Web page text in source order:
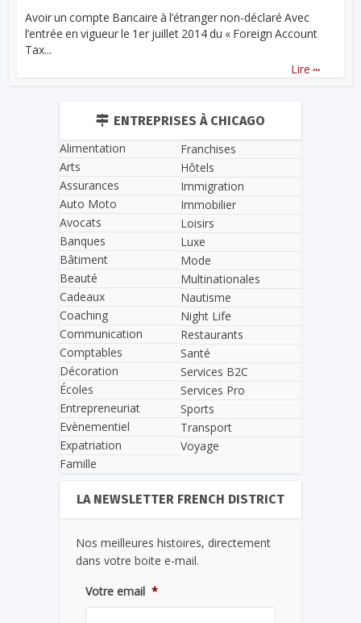
Avoir un compte Bancaire à l’étranger non-déclaré Avec
l’entrée en vigueur le 1er juillet 2014 du « Foreign Account
Tax...
Lire ...
ENTREPRISES À CHICAGO
Alimentation
Arts
Assurances
Auto Moto
Avocats
Banques
Bâtiment
Beauté
Cadeaux
Coaching
Communication
Comptables
Décoration
Écoles
Entrepreneuriat
Evènementiel
Expatriation
Famille
Franchises
Hôtels
Immigration
Immobilier
Loisirs
Luxe
Mode
Multinationales
Nautisme
Night Life
Restaurants
Santé
Services B2C
Services Pro
Sports
Transport
Voyage
LA NEWSLETTER FRENCH DISTRICT
Nos meilleures histoires, directement
dans votre boite e-mail.
Votre email *